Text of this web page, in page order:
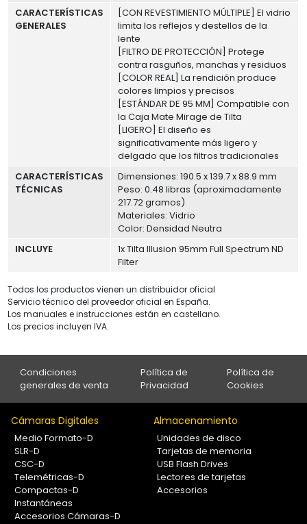
CARACTERÍSTICAS
GENERALES
[CON REVESTIMIENTO MÚLTIPLE] El vidrio
limita los reflejos y destellos de la
lente
[FILTRO DE PROTECCIÓN] Protege
contra rasguños, manchas y residuos
[COLOR REAL] La rendición produce
colores limpios y precisos
[ESTÁNDAR DE 95 MM] Compatible con
la Caja Mate Mirage de Tilta
[LIGERO] El diseño es
significativamente más ligero y
delgado que los filtros tradicionales
CARACTERÍSTICAS
TÉCNICAS
Dimensiones: 190.5 x 139.7 x 88.9 mm
Peso: 0.48 libras (aproximadamente
217.72 gramos)
Materiales: Vidrio
Color: Densidad Neutra
INCLUYE
1x Tilta Illusion 95mm Full Spectrum ND
Filter
Todos los productos vienen un distribuidor oficial
Servicio técnico del proveedor oficial en España.
Los manuales e instrucciones están en castellano.
Los precios incluyen IVA.
Condiciones
generales de venta
Política de
Privacidad
Política de
Cookies
Cámaras Digitales
Medio Formato-D
SLR-D
CSC-D
Telemétricas-D
Compactas-D
Instantáneas
Accesorios Cámaras-D
Almacenamiento
Unidades de disco
Tarjetas de memoria
USB Flash Drives
Lectores de tarjetas
Accesorios